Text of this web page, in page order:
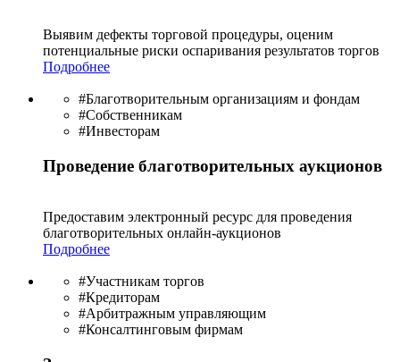
Выявим дефекты торговой процедуры, оценим
потенциальные риски оспаривания результатов торгов
Подробнее
#Благотворительным организациям и фондам
#Собственникам
#Инвесторам
Проведение благотворительных аукционов
Предоставим электронный ресурс для проведения
благотво­рительных онлайн-аукционов
Подробнее
#Участникам торгов
#Кредиторам
#Арбитражным управляющим
#Консалтинговым фирмам